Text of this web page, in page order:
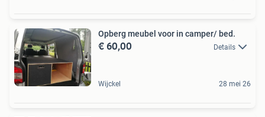
Opberg meubel voor in camper/ bed.
€ 60,00 Details
Wijckel 28 mei 26